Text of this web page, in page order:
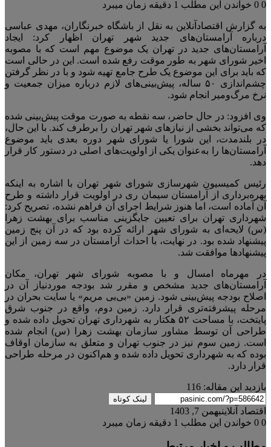
0 خواندن این مطلب 1 دقیقه زمان میبرد
به گزارش اقتصادآنلاین به نقل از باشگاه خبرنگاران، مهدی عباسی
درباره آرامستان‌های جدید شهر تهران اظهار کرد: ایجاد
آرامستان‌های جدید در تهران یک موضوع مهم است که با مصوبه
اخیر شورای شهر به طور موقت رفع شده است. این در حالی است
که باید برای این موضوع یک طرح جامع تهیه شود و با در نظر گرفتن
چشم‌اندازی ۵۰ ساله، پیش‌بینی‌های لازم درباره میزان جمعیت و
نرخ مرگ‌ومیر انجام شود.
وی افزود: در حال حاضر، سه نقطه به صورت موقت پیش‌بینی شده
که می‌تواند بخشی از نیاز‌های شهر تهران را برطرف کند. با این حال،
در بلندمدت، این شورا یا شورای شهر دوره بعدی باید موضوع
آرامستان‌ها را به‌عنوان یکی از اولویت‌های اصلی در دستور کار قرار
دهد.
رئیس کمیسیون شهرسازی شورای شهر تهران با اشاره به اینکه
بهره‌برداری از آرامستان سیمان ری در اولویت قرار داشته و طرح
آن آماده است، اما هنوز شرایط اجرای آن فراهم نشده، تصریح کرد:
شهرداری تهران برای تعیین جایگزینی مناسب برای بهشت زهرا
(س) لایحه‌ای به شورای شهر ارائه کرده بود که در آن پنج زمین
پیشنهاد شده بود. در نهایت، با احداث آرامستان در سه زمین از این
پیشنهاد‌ها موافقت شد.
در مهرماه امسال و با مصوبه شورای شهر تهران، مکان
آرامستان‌های جدید مشخص و مقرر شد بودجه موردنیاز آن در
اصلاح بودجه پیش‌بینی شود. زمین «بی‌بی مریم» یا سایت بحران در
مرحله پیشرفته‌تری قرار دارد. زمین دوم، واقع در جنوب شرق
پایتخت، با مساحت ۵۲ هکتار به شهرداری تهران تحویل داده شده و
طراحی آن توسط مشاور سازمان بهشت زهرا (س) انجام شده
است. زمین سوم نیز در جنوب تهران و متعلق به سازمان اوقاف
بوده که به شهرداری تحویل داده شده و هم‌اکنون در مرحله طراحی
قرار دارد.
بازدید این مقاله: 116
لینک کوتاه
اقتصاد آنلاینبهمن 7, 1403
0
خواندن این مطلب 1 دقیقه زمان میبرد